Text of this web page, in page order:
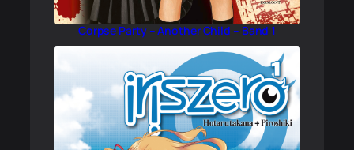
Corpse Party – Another Child – Band 1